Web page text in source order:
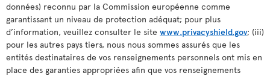
données) reconnu par la Commission européenne comme
garantissant un niveau de protection adéquat; pour plus
d’information, veuillez consulter le site www.privacyshield.gov; (iii)
pour les autres pays tiers, nous nous sommes assurés que les
entités destinataires de vos renseignements personnels ont mis en
place des garanties appropriées afin que vos renseignements